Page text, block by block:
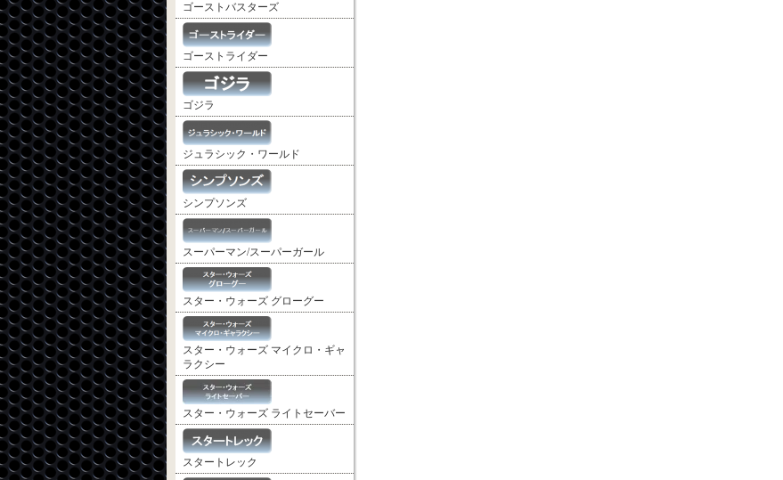
ゴーストバスターズ
ゴーストライダー
ゴジラ
ジュラシック・ワールド
シンプソンズ
スーパーマン/スーパーガール
スター・ウォーズ グローグー
スター・ウォーズ マイクロ・ギャ
ラクシー
スター・ウォーズ ライトセーバー
スタートレック